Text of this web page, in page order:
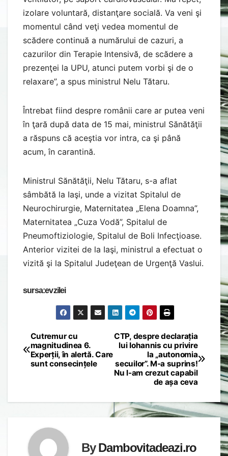
izolare voluntară, distanţare socială. Va veni şi
momentul când veţi vedea momentul de
scădere continuă a numărului de cazuri, a
cazurilor din Terapie Intensivă, de scădere a
prezenţei la UPU, atunci putem vorbi şi de o
relaxare”, a spus ministrul Nelu Tătaru.
Întrebat fiind despre românii care ar putea veni
în ţară după data de 15 mai, ministrul Sănătăţii
a răspuns că aceştia vor intra, ca şi până
acum, în carantină.
Ministrul Sănătăţii, Nelu Tătaru, s-a aflat
sâmbătă la Iaşi, unde a vizitat Spitalul de
Neurochirurgie, Maternitatea „Elena Doamna”,
Maternitatea „Cuza Vodă”, Spitalul de
Pneumoftiziologie, Spitalul de Boli Infecţioase.
Anterior vizitei de la Iaşi, ministrul a efectuat o
vizită şi la Spitalul Judeţean de Urgenţă Vaslui.
sursa:evzilei
Post
navigation
CTP, despre declarația
lui Iohannis cu privire
la „autonomia
secuilor”. M-a suprins!
Nu l-am crezut capabil
de așa ceva
Cutremur cu
magnitudinea 6.
Experții, în alertă. Care
sunt consecințele
ByDambovitadeazi.ro